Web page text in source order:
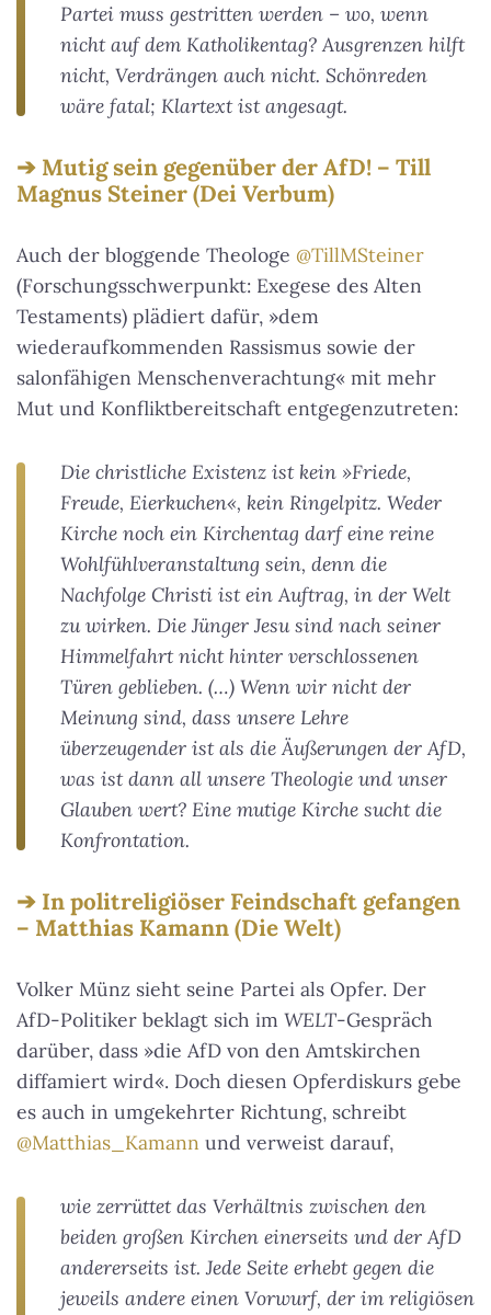
Partei muss gestritten werden – wo, wenn
nicht auf dem Katholikentag? Ausgrenzen hilft
nicht, Verdrängen auch nicht. Schönreden
wäre fatal; Klartext ist angesagt.
Mutig sein gegenüber der AfD! – Till
Magnus Steiner (Dei Verbum)
Auch der bloggende Theologe @TillMSteiner
(Forschungsschwerpunkt: Exegese des Alten
Testaments) plädiert dafür, »dem
wiederaufkommenden Rassismus sowie der
salonfähigen Menschenverachtung« mit mehr
Mut und Konfliktbereitschaft entgegenzutreten:
Die christliche Existenz ist kein »Friede,
Freude, Eierkuchen«, kein Ringelpitz. Weder
Kirche noch ein Kirchentag darf eine reine
Wohlfühlveranstaltung sein, denn die
Nachfolge Christi ist ein Auftrag, in der Welt
zu wirken. Die Jünger Jesu sind nach seiner
Himmelfahrt nicht hinter verschlossenen
Türen geblieben. (…) Wenn wir nicht der
Meinung sind, dass unsere Lehre
überzeugender ist als die Äußerungen der AfD,
was ist dann all unsere Theologie und unser
Glauben wert? Eine mutige Kirche sucht die
Konfrontation.
In politreligiöser Feindschaft gefangen
– Matthias Kamann (Die Welt)
Volker Münz sieht seine Partei als Opfer. Der
AfD-Politiker beklagt sich im WELT-Gespräch
darüber, dass »die AfD von den Amtskirchen
diffamiert wird«. Doch diesen Opferdiskurs gebe
es auch in umgekehrter Richtung, schreibt
@Matthias_Kamann und verweist darauf,
wie zerrüttet das Verhältnis zwischen den
beiden großen Kirchen einerseits und der AfD
andererseits ist. Jede Seite erhebt gegen die
jeweils andere einen Vorwurf, der im religiösen